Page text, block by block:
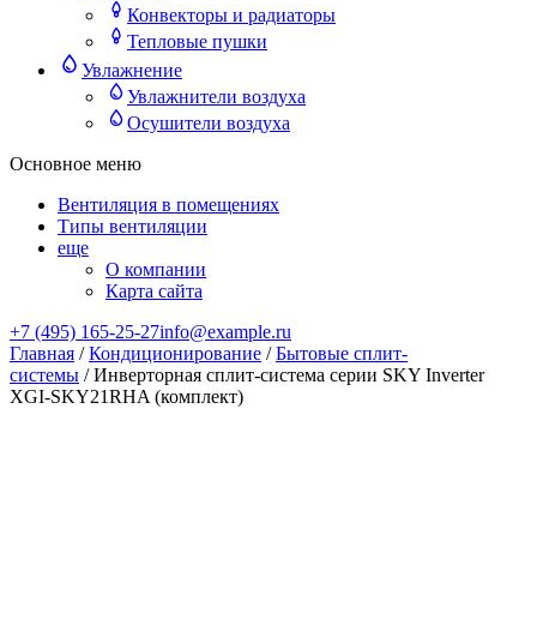
Конвекторы и радиаторы
Тепловые пушки
Увлажнение
Увлажнители воздуха
Осушители воздуха
Основное меню
Вентиляция в помещениях
Типы вентиляции
еще
О компании
Карта сайта
+7 (495) 165-25-27info@example.ru
Главная /Кондиционирование /Бытовые сплит-
системы / Инверторная сплит-система серии SKY Inverter
XGI-SKY21RHA (комплект)